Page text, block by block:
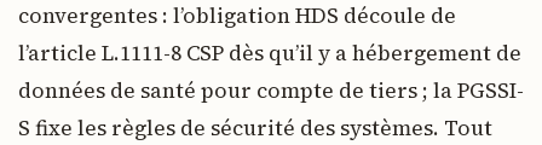
convergentes : l’obligation HDS découle de
l’article L.1111-8 CSP dès qu’il y a hébergement de
données de santé pour compte de tiers ; la PGSSI-
S fixe les règles de sécurité des systèmes. Tout